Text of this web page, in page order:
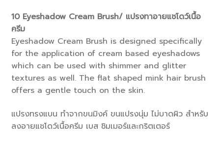
10Eyeshadow Cream Brush/ แปรงทาอายแชโดว์เนื้อ
ครีม
Eyeshadow Cream Brush is designed specifically
for the application of cream based eyeshadows
which can be used with shimmer and glitter
textures as well. The flat shaped mink hair brush
offers a gentle touch on the skin.
แปรงทรงแบน ทำจากขนมิงค์ ขนแปรงนุ่ม ไม่บาดผิว สำหรับ
ลงอายแชโดว์เนื้อครีม เบส ชิมเมอร์และกริตเตอร์